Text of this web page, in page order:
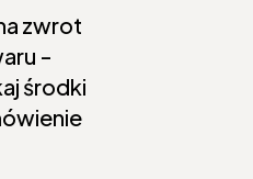
zwrot
-
środki